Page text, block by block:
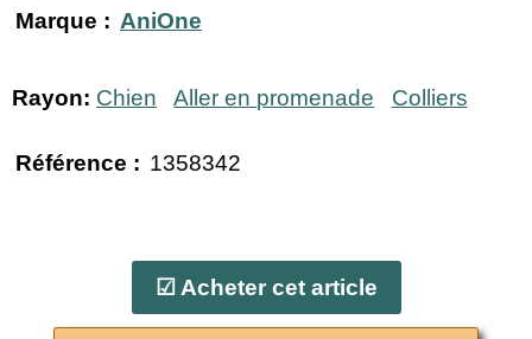
Marque : AniOne
Rayon: Chien Aller en promenade Colliers
Référence : 1358342
☑ Acheter cet article